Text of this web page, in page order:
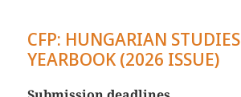
CFP: HUNGARIAN STUDIES
YEARBOOK (2026 ISSUE)